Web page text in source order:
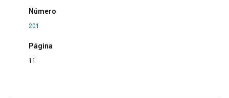
Número
201
Página
11